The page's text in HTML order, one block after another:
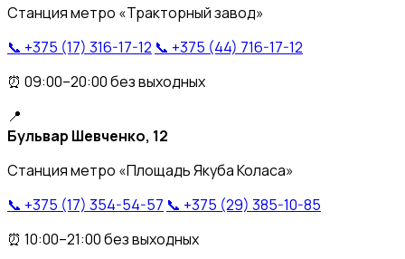
Станция метро «Тракторный завод»
📞 +375 (17) 316-17-12 📞 +375 (44) 716-17-12
⏰ 09:00–20:00 без выходных
📍
Бульвар Шевченко, 12
Станция метро «Площадь Якуба Коласа»
📞 +375 (17) 354-54-57 📞 +375 (29) 385-10-85
⏰ 10:00–21:00 без выходных